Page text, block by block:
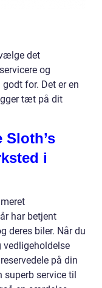
det
og
for. Det er en
tæt på dit
i
har betjent
deres biler. Når du
vedligeholdelse
på din
superb service til